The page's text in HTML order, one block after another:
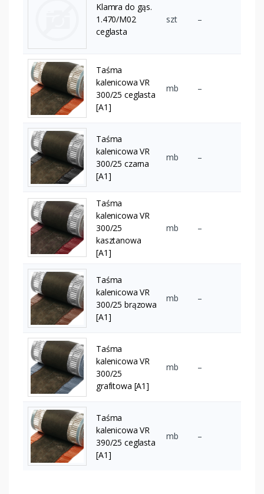
Klamra do gąs.
1.470/M02
ceglasta
szt –
Taśma
kalenicowa VR
300/25 ceglasta
[A1]
mb –
Taśma
kalenicowa VR
300/25 czarna
[A1]
mb –
Taśma
kalenicowa VR
300/25
kasztanowa
[A1]
mb –
Taśma
kalenicowa VR
300/25 brązowa
[A1]
mb –
Taśma
kalenicowa VR
300/25
grafitowa [A1]
mb –
Taśma
kalenicowa VR
390/25 ceglasta
[A1]
mb –